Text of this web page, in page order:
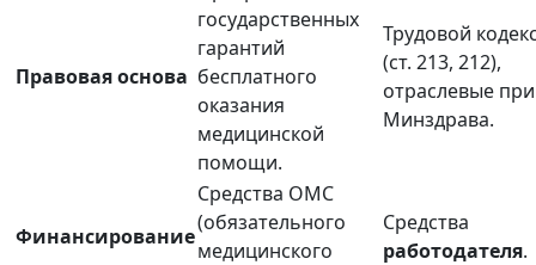
Правовая основа
государственных
гарантий
бесплатного
оказания
медицинской
помощи.
Трудовой
(ст. 213, 212),
отраслевые
Минздрава.
Финансирование
Средства ОМС
(обязательного
медицинского
Средства
работодателя.